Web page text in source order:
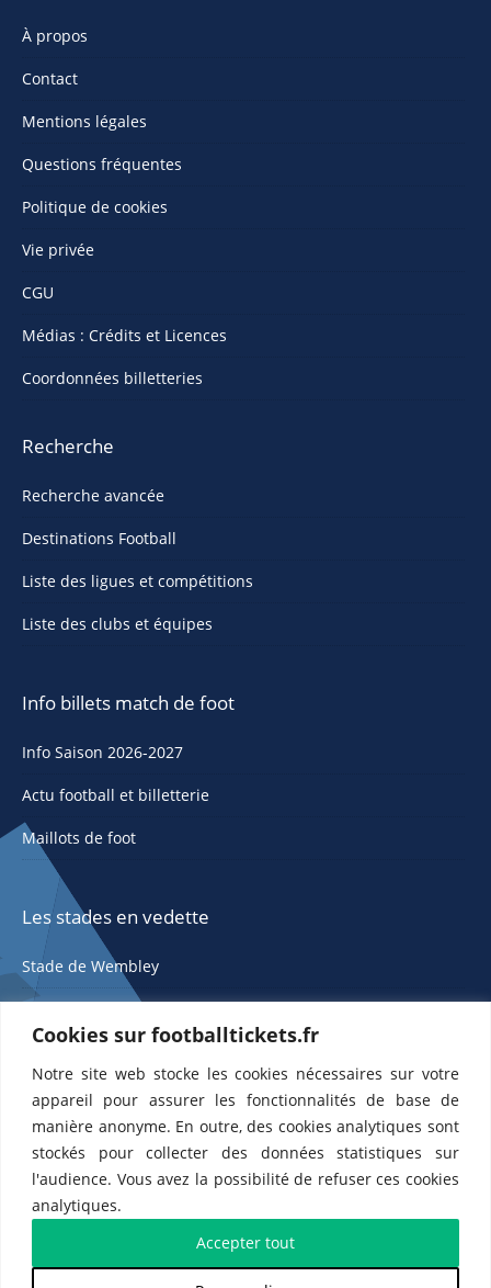
Cookies sur footballtickets.fr
Notre site web stocke les cookies nécessaires sur votre
appareil pour assurer les fonctionnalités de base de
manière anonyme. En outre, des cookies analytiques sont
stockés pour collecter des données statistiques sur
l'audience. Vous avez la possibilité de refuser ces cookies
analytiques.
Accepter tout
À propos
Contact
Mentions légales
Questions fréquentes
Politique de cookies
Vie privée
CGU
Médias : Crédits et Licences
Coordonnées billetteries
Recherche
Recherche avancée
Destinations Football
Liste des ligues et compétitions
Liste des clubs et équipes
Info billets match de foot
Info Saison 2026-2027
Actu football et billetterie
Maillots de foot
Les stades en vedette
Stade de Wembley
ETTS 365 SL, Rambla de Catalunya 38, 8, 1, 08007 Barcelone, Espagne |
Partenaires de l'US Changé 53 💙et de l'US Bretons de Paris 🤍